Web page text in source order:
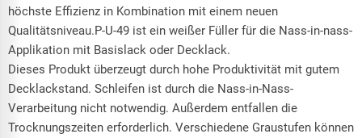
höchste Effizienz in Kombination mit einem neuen
Qualitätsniveau.P-U-49 ist ein weißer Füller für die Nass-in-nass-
Applikation mit Basislack oder Decklack.
Dieses Produkt überzeugt durch hohe Produktivität mit gutem
Decklackstand. Schleifen ist durch die Nass-in-Nass-
Verarbeitung nicht notwendig. Außerdem entfallen die
Trocknungszeiten erforderlich. Verschiedene Graustufen können